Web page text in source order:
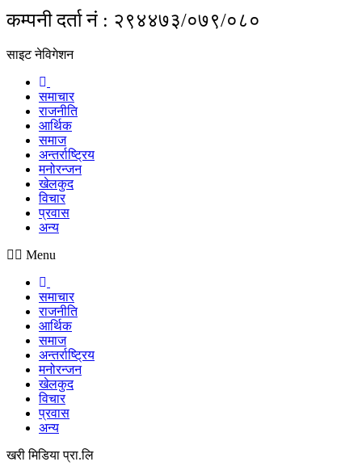
कम्पनी दर्ता नं : २९४४७३/०७९/०८०
साइट नेविगेशन
समाचार
राजनीति
आर्थिक
समाज
अन्तर्राष्ट्रिय
मनोरन्जन
खेलकुद
विचार
प्रवास
अन्य
Menu
समाचार
राजनीति
आर्थिक
समाज
अन्तर्राष्ट्रिय
मनोरन्जन
खेलकुद
विचार
प्रवास
अन्य
खरी मिडिया प्रा.लि